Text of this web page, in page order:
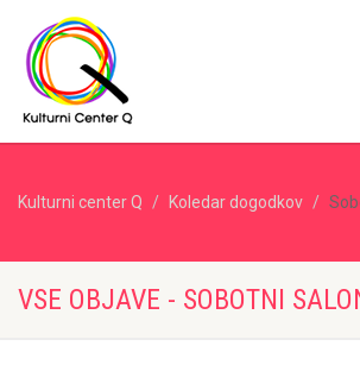
Kulturni center Q Koledar dogodkov
VSE OBJAVE - SOBOTNI